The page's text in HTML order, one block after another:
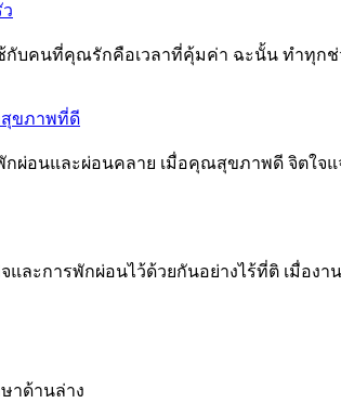
กับคนที่คุณรักคือเวลาที่คุ้มค่า ฉะนั้น ทำทุก
สุขภาพที่ดี
กผ่อนและผ่อนคลาย เมื่อคุณสุขภาพดี จิตใจ
และการพักผ่อนไว้ด้วยกันอย่างไร้ที่ติ เมื่อง
าด้านล่าง